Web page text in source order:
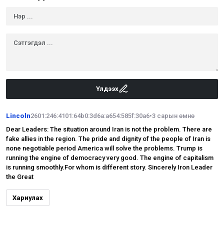
Үлдээх
Lincoln2601:246:4101:64b0:3d6a:a654:585f:30a6•3 сарын өмнө
Dear Leaders: The situation around Iran is not the problem. There are
fake allies in the region. The pride and dignity of the people of Iran is
none negotiable period America will solve the problems. Trump is
running the engine of democracy very good. The engine of capitalism
is running smoothly.For whom is different story. Sincerely Iron Leader
the Great
Хариулах